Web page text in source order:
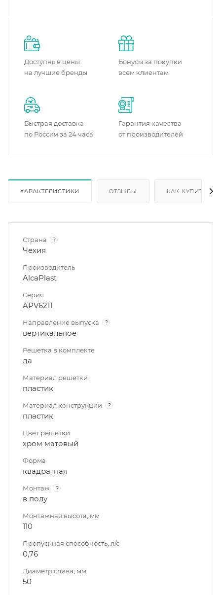
Доступные цены
на лучшие бренды
Бонусы за покупки
всем клиентам
Быстрая доставка
по России за 24 часа
Гарантия качества
от производителей
ХАРАКТЕРИСТИКИ ОТЗЫВЫ КАК КУПИТЬ
Страна ?
Чехия
Производитель
AlcaPlast
Серия
APV6211
Направление выпуска ?
вертикальное
Решетка в комплекте
да
Материал решетки
пластик
Материал конструкции ?
пластик
Цвет решетки
хром матовый
Форма
квадратная
Монтаж ?
в полу
Монтажная высота, мм
110
Пропускная способность, л/с
0,76
Диаметр слива, мм
50